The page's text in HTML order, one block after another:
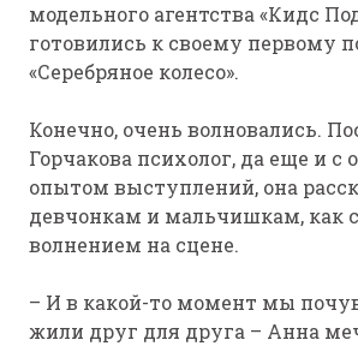
модельного агентства «Кидс
готовились к своему первому
«Серебряное колесо».
Конечно, очень волновались.
Горчакова психолог, да еще и
опытом выступлений, она
девчонкам и мальчишкам, как
волнением на сцене.
– И в какой-то момент мы
жили друг для друга – Анна